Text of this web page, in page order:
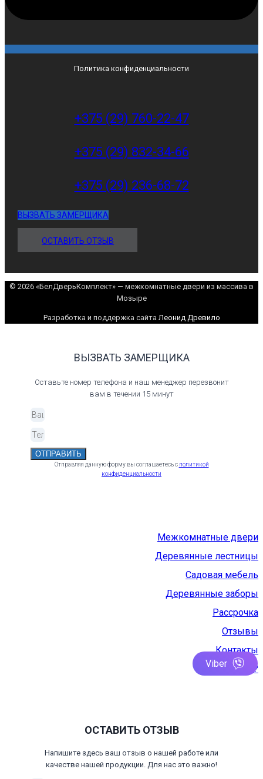
Viber
Политика конфиденциальности
+375 (29) 760-22-47
+375 (29) 832-34-66
+375 (29) 236-68-72
ВЫЗВАТЬ ЗАМЕРЩИКА
ОСТАВИТЬ ОТЗЫВ
© 2026 «БелДверьКомплект» — межкомнатные двери из массива в
Мозыре
Разработка и поддержка сайтаЛеонид Древило
ВЫЗВАТЬ ЗАМЕРЩИКА
Оставьте номер телефона и наш менеджер перезвонит
вам в течении 15 минут
ОТПРАВИТЬ
Отправляя данную форму вы соглашаетесь с политикой
конфиденциальности
Межкомнатные двери
Деревянные лестницы
Садовая мебель
Деревянные заборы
Рассрочка
Отзывы
Контакты
Где купить?
ОСТАВИТЬ ОТЗЫВ
Напишите здесь ваш отзыв о нашей работе или
качестве нашей продукции. Для нас это важно!